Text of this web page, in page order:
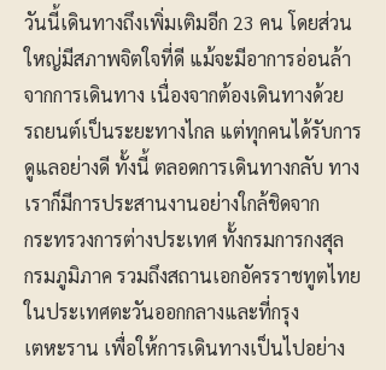
วันนี้เดินทางถึงเพิ่มเติมอีก 23 คน โดยส่วน
ใหญ่มีสภาพจิตใจที่ดี แม้จะมีอาการอ่อนล้า
จากการเดินทาง เนื่องจากต้องเดินทางด้วย
รถยนต์เป็นระยะทางไกล แต่ทุกคนได้รับการ
ดูแลอย่างดี ทั้งนี้ ตลอดการเดินทางกลับ ทาง
เราก็มีการประสานงานอย่างใกล้ชิดจาก
กระทรวงการต่างประเทศ ทั้งกรมการกงสุล
กรมภูมิภาค รวมถึงสถานเอกอัครราชทูตไทย
ในประเทศตะวันออกกลางและที่กรุง
เตหะราน เพื่อให้การเดินทางเป็นไปอย่าง